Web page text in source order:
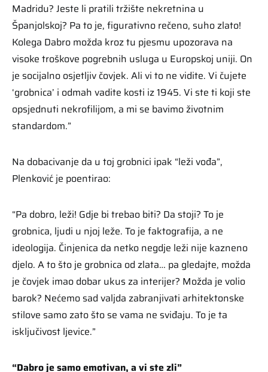
Madridu? Jeste li pratili tržište nekretnina u
Španjolskoj? Pa to je, figurativno rečeno, suho zlato!
Kolega Dabro možda kroz tu pjesmu upozorava na
visoke troškove pogrebnih usluga u Europskoj uniji. On
je socijalno osjetljiv čovjek. Ali vi to ne vidite. Vi čujete
‘grobnica’ i odmah vadite kosti iz 1945. Vi ste ti koji ste
opsjednuti nekrofilijom, a mi se bavimo životnim
standardom.”
Na dobacivanje da u toj grobnici ipak “leži vođa”,
Plenković je poentirao:
“Pa dobro, leži! Gdje bi trebao biti? Da stoji? To je
grobnica, ljudi u njoj leže. To je faktografija, a ne
ideologija. Činjenica da netko negdje leži nije kazneno
djelo. A to što je grobnica od zlata… pa gledajte, možda
je čovjek imao dobar ukus za interijer? Možda je volio
barok? Nećemo sad valjda zabranjivati arhitektonske
stilove samo zato što se vama ne sviđaju. To je ta
isključivost ljevice.”
“Dabro je samo emotivan, a vi ste zli”